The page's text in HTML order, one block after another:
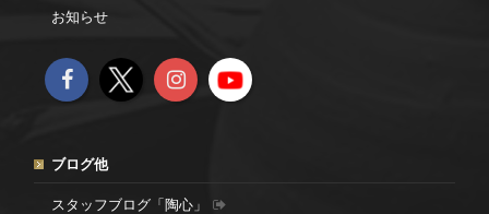
お知らせ
ブログ他
スタッフブログ「陶心」